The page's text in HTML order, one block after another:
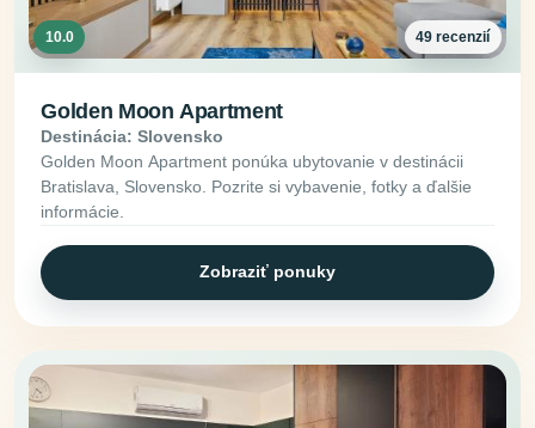
10.0 49 recenzií
Golden Moon Apartment
Destinácia: Slovensko
Golden Moon Apartment ponúka ubytovanie v destinácii
Bratislava, Slovensko. Pozrite si vybavenie, fotky a ďalšie
informácie.
Zobraziť ponuky